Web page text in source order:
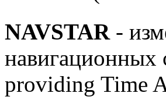
NAVSTAR -
навигационных
providing Time